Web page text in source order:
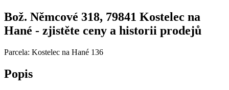
Bož. Němcové 318, 79841 Kostelec na
Hané - zjistěte ceny a historii prodejů
Parcela: Kostelec na Hané 136
Popis